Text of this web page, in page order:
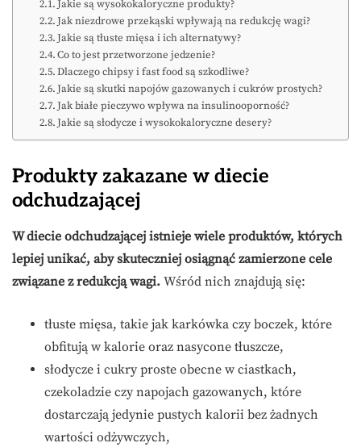
Jakie są wysokokaloryczne produkty?
Jak niezdrowe przekąski wpływają na redukcję wagi?
Jakie są tłuste mięsa i ich alternatywy?
Co to jest przetworzone jedzenie?
Dlaczego chipsy i fast food są szkodliwe?
Jakie są skutki napojów gazowanych i cukrów prostych?
Jak białe pieczywo wpływa na insulinooporność?
Jakie są słodycze i wysokokaloryczne desery?
Produkty zakazane w diecie
odchudzającej
W diecie odchudzającej istnieje wiele produktów, których
lepiej unikać, aby skuteczniej osiągnąć zamierzone cele
związane z redukcją wagi. Wśród nich znajdują się:
tłuste mięsa, takie jak karkówka czy boczek, które
obfitują w kalorie oraz nasycone tłuszcze,
słodycze i cukry proste obecne w ciastkach,
czekoladzie czy napojach gazowanych, które
dostarczają jedynie pustych kalorii bez żadnych
wartości odżywczych,